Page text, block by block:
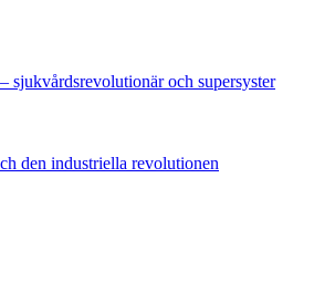
sjukvårdsrevolutionär och supersyster
den industriella revolutionen